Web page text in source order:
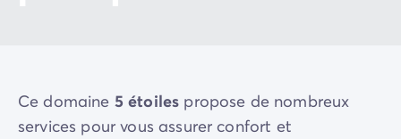
Ce domaine 5 étoiles propose de nombreux
services pour vous assurer confort et